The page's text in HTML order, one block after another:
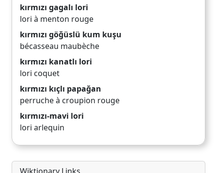
kırmızı gagalı lori
lori à menton rouge
kırmızı göğüslü kum kuşu
bécasseau maubèche
kırmızı kanatlı lori
lori coquet
kırmızı kıçlı papağan
perruche à croupion rouge
kırmızı-mavi lori
lori arlequin